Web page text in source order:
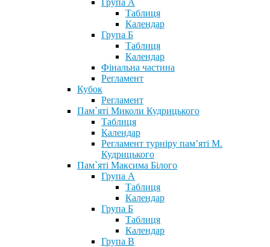
Група А
Таблиця
Календар
Група Б
Таблиця
Календар
Фінальна частина
Регламент
Кубок
Регламент
Пам`яті Миколи Кудрицького
Таблиця
Календар
Регламент турніру пам’яті М.
Кудрицького
Пам`яті Максима Білого
Група А
Таблиця
Календар
Група Б
Таблиця
Календар
Група В